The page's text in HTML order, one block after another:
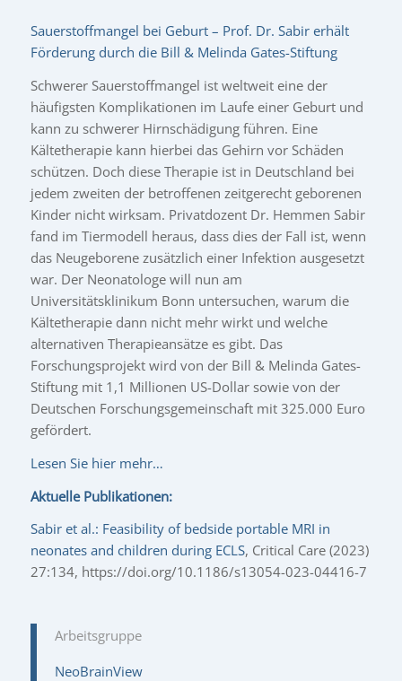
Sauerstoffmangel bei Geburt – Prof. Dr. Sabir erhält
Förderung durch die Bill & Melinda Gates-Stiftung
Schwerer Sauerstoffmangel ist weltweit eine der
häufigsten Komplikationen im Laufe einer Geburt und
kann zu schwerer Hirnschädigung führen. Eine
Kältetherapie kann hierbei das Gehirn vor Schäden
schützen. Doch diese Therapie ist in Deutschland bei
jedem zweiten der betroffenen zeitgerecht geborenen
Kinder nicht wirksam. Privatdozent Dr. Hemmen Sabir
fand im Tiermodell heraus, dass dies der Fall ist, wenn
das Neugeborene zusätzlich einer Infektion ausgesetzt
war. Der Neonatologe will nun am
Universitätsklinikum Bonn untersuchen, warum die
Kältetherapie dann nicht mehr wirkt und welche
alternativen Therapieansätze es gibt. Das
Forschungsprojekt wird von der Bill & Melinda Gates-
Stiftung mit 1,1 Millionen US-Dollar sowie von der
Deutschen Forschungsgemeinschaft mit 325.000 Euro
gefördert.
Lesen Sie hier mehr…
Aktuelle Publikationen:
Sabir et al.: Feasibility of bedside portable MRI in
neonates and children during ECLS, Critical Care (2023)
27:134, https://doi.org/10.1186/s13054-023-04416-7
Arbeitsgruppe
NeoBrainView